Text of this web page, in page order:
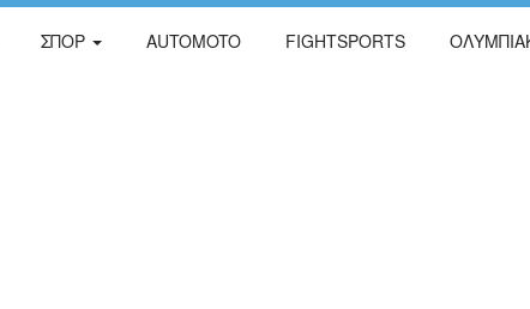
ΣΠΟΡ AUTOMOTO FIGHTSPORTS